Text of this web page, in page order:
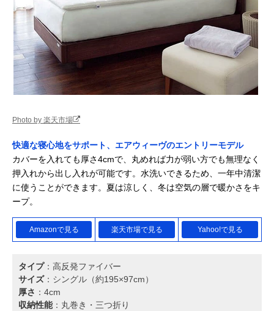
Photo by 楽天市場
快適な寝心地をサポート、エアウィーヴのエントリーモデル
カバーを入れても厚さ4cmで、丸めれば力が弱い方でも無理なく
押入れから出し入れが可能です。水洗いできるため、一年中清潔
に使うことができます。夏は涼しく、冬は空気の層で暖かさをキ
ープ。
Amazonで見る 楽天市場で見る Yahoo!で見る
タイプ：高反発ファイバー
サイズ：シングル（約195×97cm）
厚さ ：4cm
収納性能：丸巻き・三つ折り